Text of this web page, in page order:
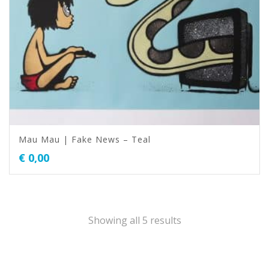
Mau Mau | Fake News – Teal
€ 0,00
Showing all 5 results